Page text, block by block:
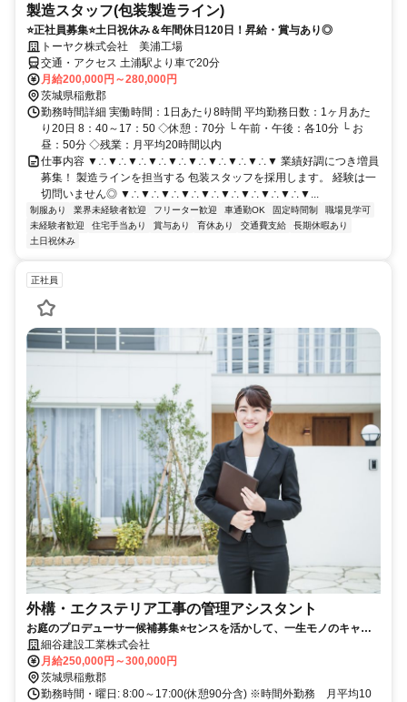
製造スタッフ(包装製造ライン)
⭐正社員募集⭐土日祝休み＆年間休日120日！昇給・賞与あり◎
トーヤク株式会社 美浦工場
交通・アクセス 土浦駅より車で20分
月給200,000円～280,000円
茨城県稲敷郡
勤務時間詳細 実働時間：1日あたり8時間 平均勤務日数：1ヶ月あた
り20日 8：40～17：50 ◇休憩：70分 └ 午前・午後：各10分 └ お
昼：50分 ◇残業：月平均20時間以内
仕事内容 ▼∴▼∴▼∴▼∴▼∴▼∴▼∴▼∴▼∴▼ 業績好調につき増員
募集！ 製造ラインを担当する 包装スタッフを採用します。 経験は一
切問いません◎ ▼∴▼∴▼∴▼∴▼∴▼∴▼∴▼∴▼∴▼...
制服あり 業界未経験者歓迎 フリーター歓迎 車通勤OK 固定時間制
職場見学可
未経験者歓迎
住宅手当あり 賞与あり 育休あり 交通費支給
長期休暇あり
土日祝休み
正社員
外構・エクステリア工事の管理アシスタント
お庭のプロデューサー候補募集⭐センスを活かして、一生モノのキャリ
アを／土日祝休み・手当充実・女性も活躍中
細谷建設工業株式会社
月給250,000円～300,000円
茨城県稲敷郡
勤務時間・曜日: 8:00～17:00(休憩90分含) ※時間外勤務 月平均10